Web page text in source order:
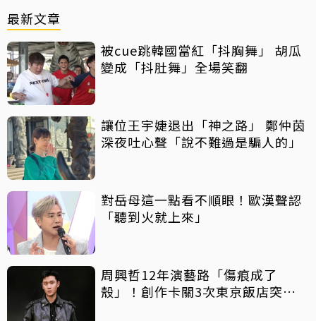
最新文章
被cue跳韓國當紅「抖胸舞」 胡瓜
變成「抖肚舞」全場笑翻
讓位王宇婕退出「神之路」 鄭仲茵
深夜吐心聲「說不難過是騙人的」
對岳母這一點看不順眼！歐漢聲認
「聽到火就上來」
周興哲12年演藝路「傷痕成了
殼」！創作卡關3次東京飯店突找